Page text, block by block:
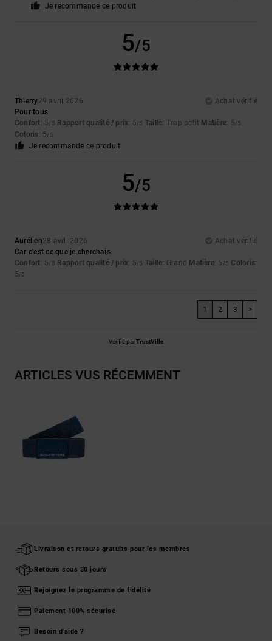
Je recommande ce produit
5/5
Thierry29 avril 2026
Achat vérifié
Pour tous
Confort: 5/5 Rapport qualité / prix: 5/5 Taille: Trop petit Matière: 5/5
Coloris: 5/5
Je recommande ce produit
5/5
Aurélien28 avril 2026
Achat vérifié
Car c'est ce que je cherchais
Confort: 5/5 Rapport qualité / prix: 5/5 Taille: Grand Matière: 5 /5 Coloris:
5/5
1 2 3 >
Vérifié parTrustVille
ARTICLES VUS RÉCEMMENT
Livraison et retours gratuits pour les membres
Retours sous 30 jours
Rejoignez le programme de fidélité
Paiement 100% sécurisé
Besoin d'aide ?